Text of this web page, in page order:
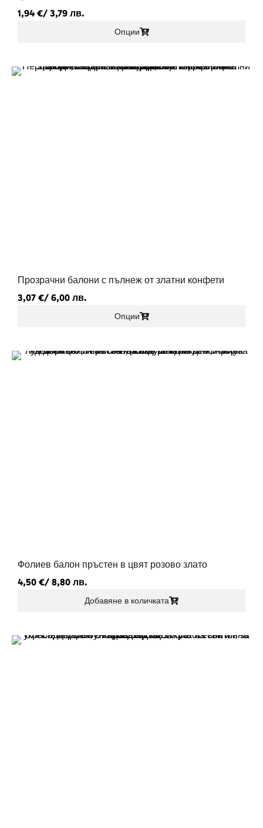
1,94 €/ 3,79 лв.
Опции
Прозрачни балони с пълнеж от златни конфети
3,07 €/ 6,00 лв.
Опции
Фолиев балон пръстен в цвят розово злато
4,50 €/ 8,80 лв.
Добавяне в количката